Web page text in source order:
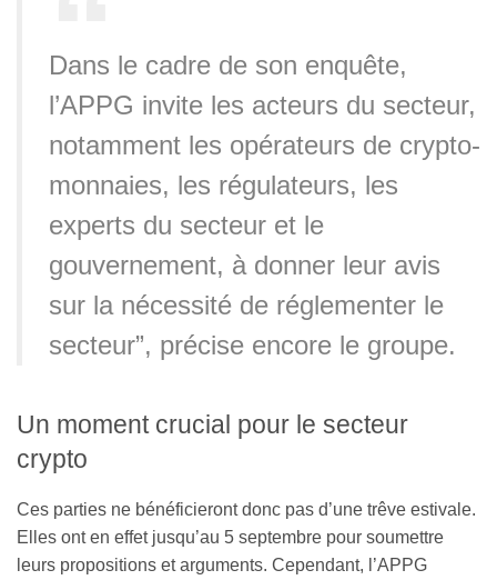
Dans le cadre de son enquête,
l’APPG invite les acteurs du secteur,
notamment les opérateurs de crypto-
monnaies, les régulateurs, les
experts du secteur et le
gouvernement, à donner leur avis
sur la nécessité de réglementer le
secteur”, précise encore le groupe.
Un moment crucial pour le secteur
crypto
Ces parties ne bénéficieront donc pas d’une trêve estivale.
Elles ont en effet jusqu’au 5 septembre pour soumettre
leurs propositions et arguments. Cependant, l’APPG